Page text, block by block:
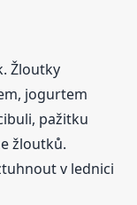
Žloutky
jogurtem
pažitku
žloutků.
v lednici